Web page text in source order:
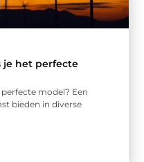
je het perfecte
model? Een
bieden in diverse